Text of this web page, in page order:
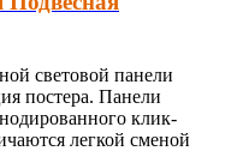
световой панели
постера. Панели
клик-
легкой сменой